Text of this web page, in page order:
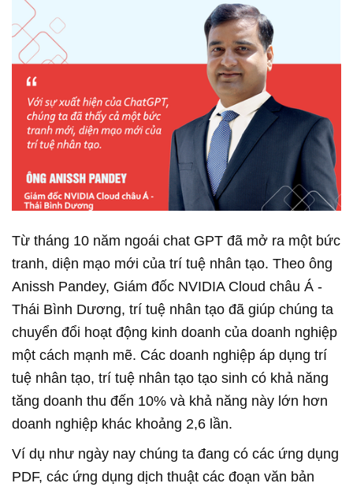
Từ tháng 10 năm ngoái chat GPT đã mở ra một bức
tranh, diện mạo mới của trí tuệ nhân tạo. Theo ông
Anissh Pandey, Giám đốc NVIDIA Cloud châu Á -
Thái Bình Dương, trí tuệ nhân tạo đã giúp chúng ta
chuyển đổi hoạt động kinh doanh của doanh nghiệp
một cách mạnh mẽ. Các doanh nghiệp áp dụng trí
tuệ nhân tạo, trí tuệ nhân tạo tạo sinh có khả năng
tăng doanh thu đến 10% và khả năng này lớn hơn
doanh nghiệp khác khoảng 2,6 lần.
Ví dụ như ngày nay chúng ta đang có các ứng dụng
PDF, các ứng dụng dịch thuật các đoạn văn bản